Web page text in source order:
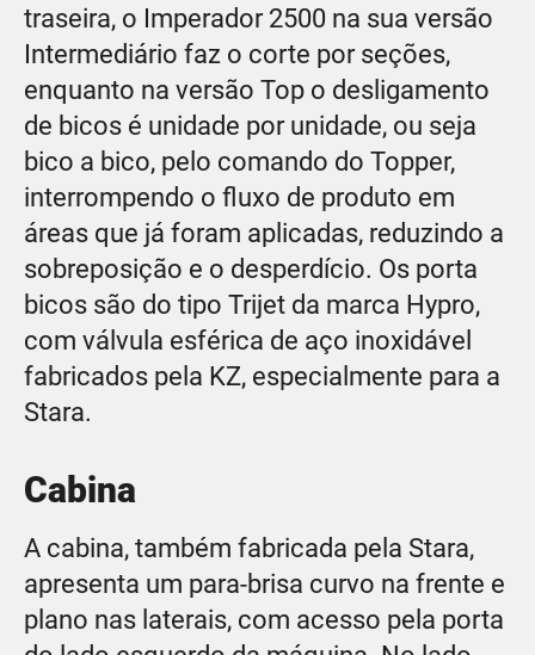
traseira, o Imperador 2500 na sua versão
Intermediário faz o corte por seções,
enquanto na versão Top o desligamento
de bicos é unidade por unidade, ou seja
bico a bico, pelo comando do Topper,
interrompendo o fluxo de produto em
áreas que já foram aplicadas, reduzindo a
sobreposição e o desperdício. Os porta
bicos são do tipo Trijet da marca Hypro,
com válvula esférica de aço inoxidável
fabricados pela KZ, especialmente para a
Stara.
Cabina
A cabina, também fabricada pela Stara,
apresenta um para-brisa curvo na frente e
plano nas laterais, com acesso pela porta